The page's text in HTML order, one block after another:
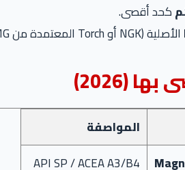
كحد أقصى.
الأصلية (NGK أو Torch المعتمدة من MG). البوجيهات الضعيفة تسبب تقطيعاً في السحب وتزيد من خطر الـ Super Knock.
(2026)
المواصفة
API SP / ACEA A3/B4